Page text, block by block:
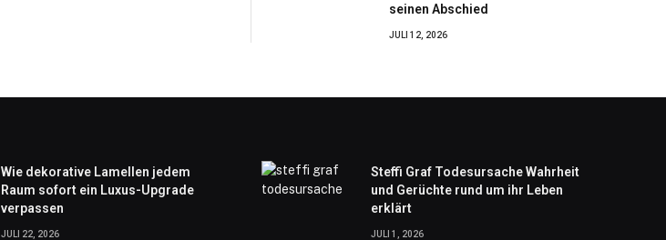
seinen Abschied
JULI 12, 2026
Wie dekorative Lamellen jedem
Raum sofort ein Luxus-Upgrade
verpassen
JULI 22, 2026
Steffi Graf Todesursache Wahrheit
und Gerüchte rund um ihr Leben
erklärt
JULI 1, 2026